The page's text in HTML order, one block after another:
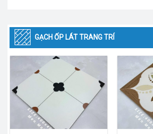
GẠCH ỐP LÁT TRANG TRÍ